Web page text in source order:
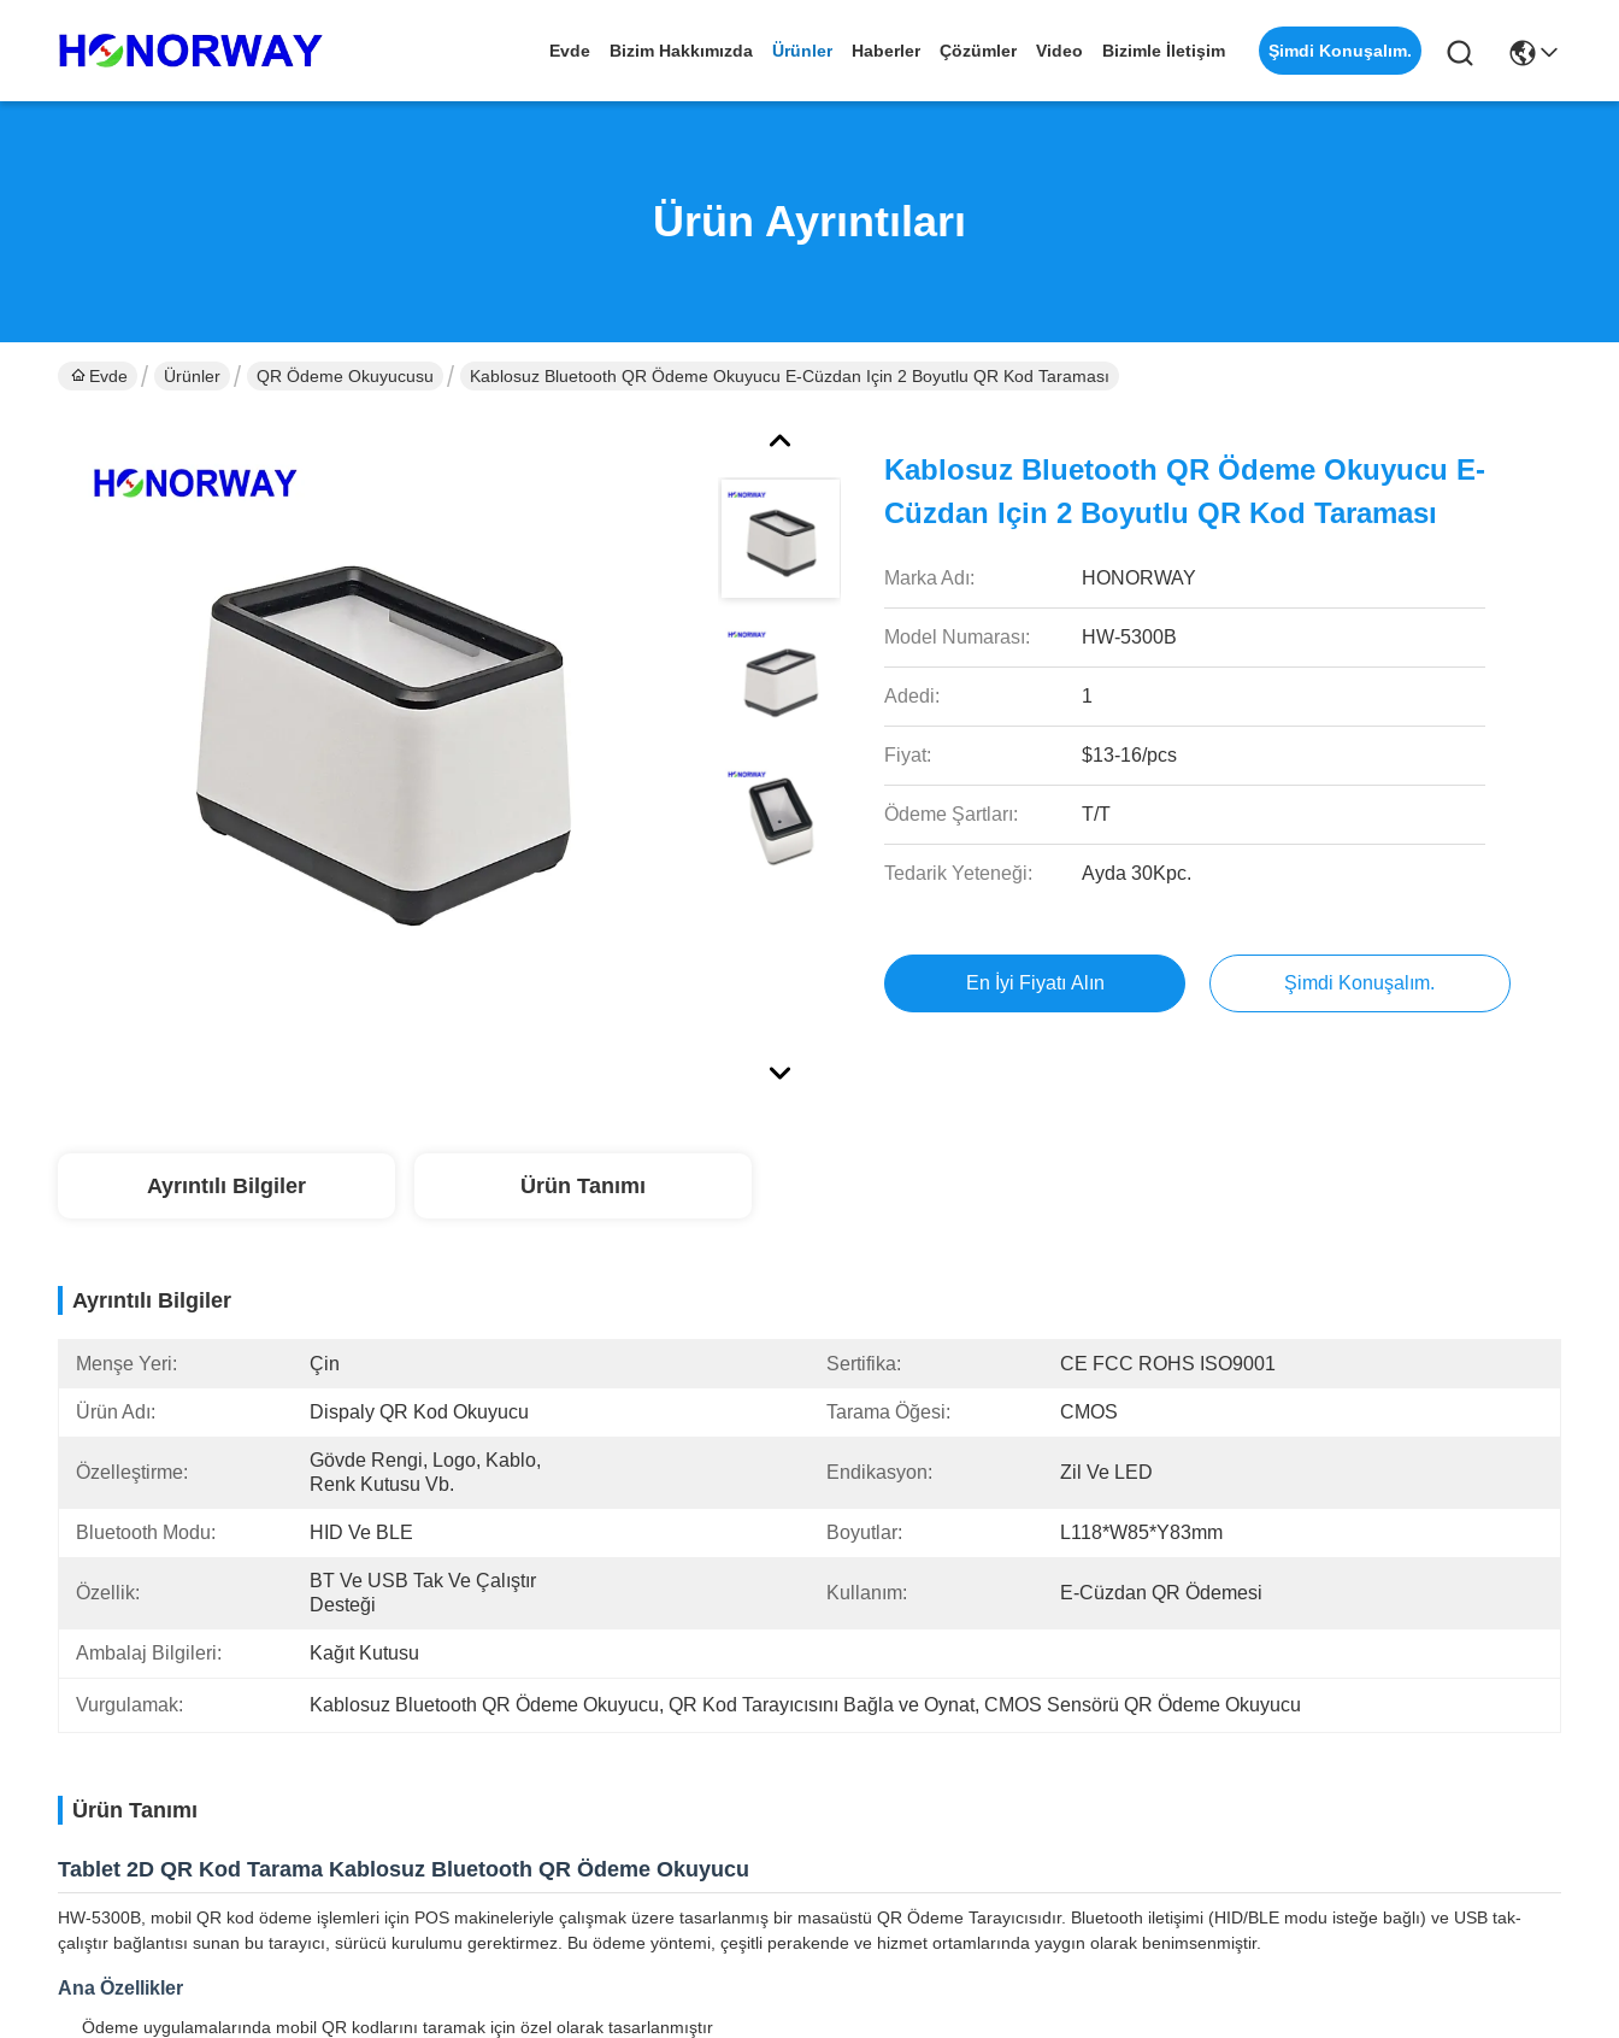
Evde Bizim Hakkımızda Ürünler Haberler Çözümler Video Bizimle İletişim Şimdi Konuşalım.
Ürün Ayrıntıları
Evde Ürünler QR Ödeme Okuyucusu Kablosuz Bluetooth QR Ödeme Okuyucu E-Cüzdan Için 2 Boyutlu QR Kod Taraması
Kablosuz Bluetooth QR Ödeme Okuyucu E-
Cüzdan Için 2 Boyutlu QR Kod Taraması
Marka Adı: HONORWAY
Model Numarası: HW-5300B
Adedi: 1
Fiyat: $13-16/pcs
Ödeme Şartları: T/T
Tedarik Yeteneği: Ayda 30Kpc.
En İyi Fiyatı Alın Şimdi Konuşalım.
Ayrıntılı Bilgiler Ürün Tanımı
Ayrıntılı Bilgiler
Menşe Yeri: Çin Sertifika: CE FCC ROHS ISO9001
Ürün Adı: Dispaly QR Kod Okuyucu Tarama Öğesi: CMOS
Özelleştirme:
Gövde Rengi, Logo, Kablo,
Renk Kutusu Vb.
Endikasyon: Zil Ve LED
Bluetooth Modu: HID Ve BLE Boyutlar: L118*W85*Y83mm
Özellik:
BT Ve USB Tak Ve Çalıştır
Desteği
Kullanım: E-Cüzdan QR Ödemesi
Ambalaj Bilgileri: Kağıt Kutusu
Vurgulamak: Kablosuz Bluetooth QR Ödeme Okuyucu, QR Kod Tarayıcısını Bağla ve Oynat, CMOS Sensörü QR Ödeme Okuyucu
Ürün Tanımı
Tablet 2D QR Kod Tarama Kablosuz Bluetooth QR Ödeme Okuyucu
HW-5300B, mobil QR kod ödeme işlemleri için POS makineleriyle çalışmak üzere tasarlanmış bir masaüstü QR Ödeme Tarayıcısıdır. Bluetooth iletişimi (HID/BLE modu isteğe bağlı) ve USB tak-
çalıştır bağlantısı sunan bu tarayıcı, sürücü kurulumu gerektirmez. Bu ödeme yöntemi, çeşitli perakende ve hizmet ortamlarında yaygın olarak benimsenmiştir.
Ana Özellikler
Ödeme uygulamalarında mobil QR kodlarını taramak için özel olarak tasarlanmıştır